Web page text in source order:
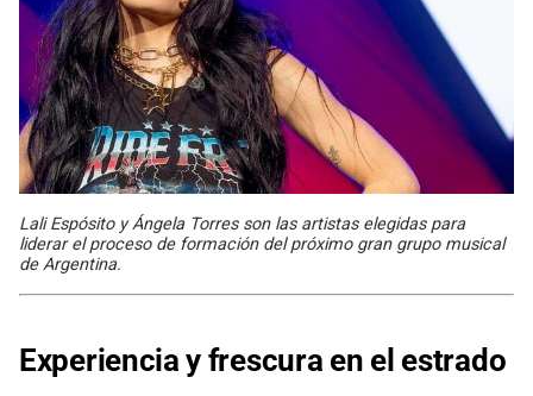
Lali Espósito y Ángela Torres son las artistas elegidas para
liderar el proceso de formación del próximo gran grupo musical
de Argentina.
Experiencia y frescura en el estrado